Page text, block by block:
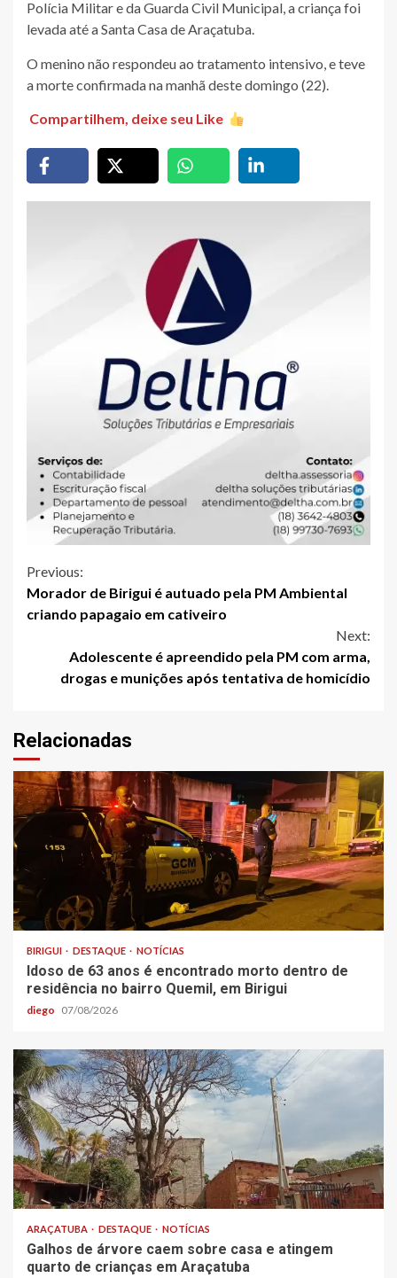
Polícia Militar e da Guarda Civil Municipal, a criança foi
levada até a Santa Casa de Araçatuba.
O menino não respondeu ao tratamento intensivo, e teve
a morte confirmada na manhã deste domingo (22).
Compartilhem, deixe seu Like
Continue
Reading
Previous:
Morador de Birigui é autuado pela PM Ambiental
criando papagaio em cativeiro
Next:
Adolescente é apreendido pela PM com arma,
drogas e munições após tentativa de homicídio
Relacionadas
BIRIGUI DESTAQUE NOTÍCIAS
Idoso de 63 anos é encontrado morto dentro de
residência no bairro Quemil, em Birigui
diego 07/08/2026
ARAÇATUBA DESTAQUE NOTÍCIAS
Galhos de árvore caem sobre casa e atingem
quarto de crianças em Araçatuba